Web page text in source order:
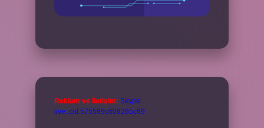
Reklam ve İletişim: Skype:
live:.cid.575569c608265c69